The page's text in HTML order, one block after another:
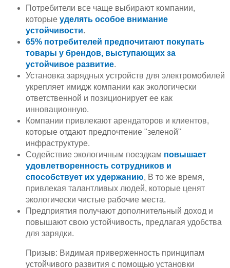
Потребители все чаще выбирают компании,
которые уделять особое внимание
устойчивости.
65% потребителей предпочитают покупать
товары у брендов, выступающих за
устойчивое развитие.
Установка зарядных устройств для электромобилей
укрепляет имидж компании как экологически
ответственной и позиционирует ее как
инновационную.
Компании привлекают арендаторов и клиентов,
которые отдают предпочтение "зеленой"
инфраструктуре.
Содействие экологичным поездкам повышает
удовлетворенность сотрудников и
способствует их удержанию, В то же время,
привлекая талантливых людей, которые ценят
экологически чистые рабочие места.
Предприятия получают дополнительный доход и
повышают свою устойчивость, предлагая удобства
для зарядки.
Призыв: Видимая приверженность принципам
устойчивого развития с помощью установки